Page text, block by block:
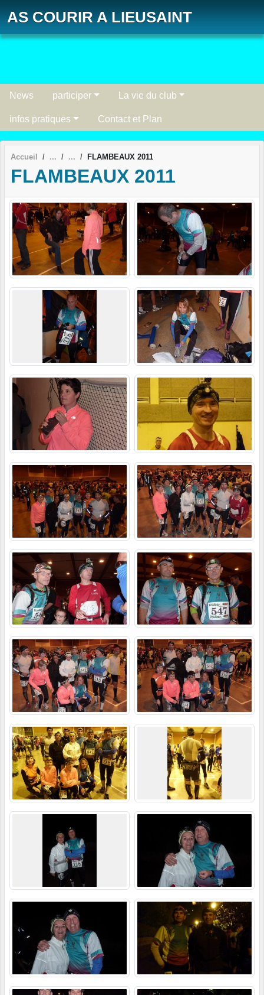
AS COURIR A LIEUSAINT
News participer La vie du club
infos pratiques Contact et Plan
Accueil FLAMBEAUX 2011
FLAMBEAUX 2011